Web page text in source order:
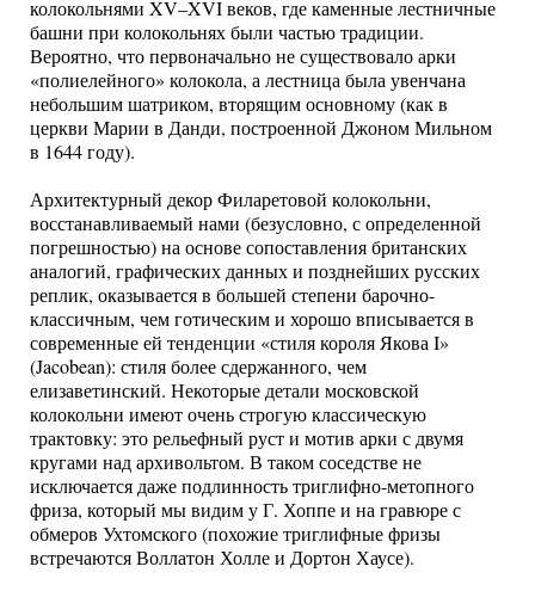
колокольнями XV–XVI веков, где каменные лестничные
башни при колокольнях были частью традиции.
Вероятно, что первоначально не существовало арки
«полиелейного» колокола, а лестница была увенчана
небольшим шатриком, вторящим основному (как в
церкви Марии в Данди, построенной Джоном Мильном
в 1644 году).
Архитектурный декор Филаретовой колокольни,
восстанавливаемый нами (безусловно, с определенной
погрешностью) на основе сопоставления британских
аналогий, графических данных и позднейших русских
реплик, оказывается в большей степени барочно-
классичным, чем готическим и хорошо вписывается в
современные ей тенденции «стиля короля Якова I»
(Jacobean): стиля более сдержанного, чем
елизаветинский. Некоторые детали московской
колокольни имеют очень строгую классическую
трактовку: это рельефный руст и мотив арки с двумя
кругами над архивольтом. В таком соседстве не
исключается даже подлинность триглифно-метопного
фриза, который мы видим у Г. Хоппе и на гравюре с
обмеров Ухтомского (похожие триглифные фризы
встречаются Воллатон Холле и Дортон Хаусе).